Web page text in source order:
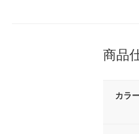
商品
カラ